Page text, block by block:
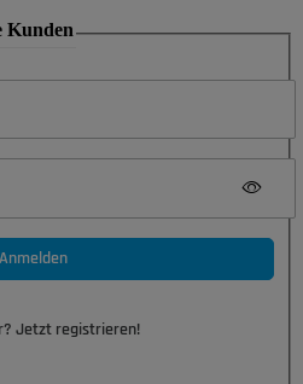
Kunden
Anmelden
Jetzt registrieren!